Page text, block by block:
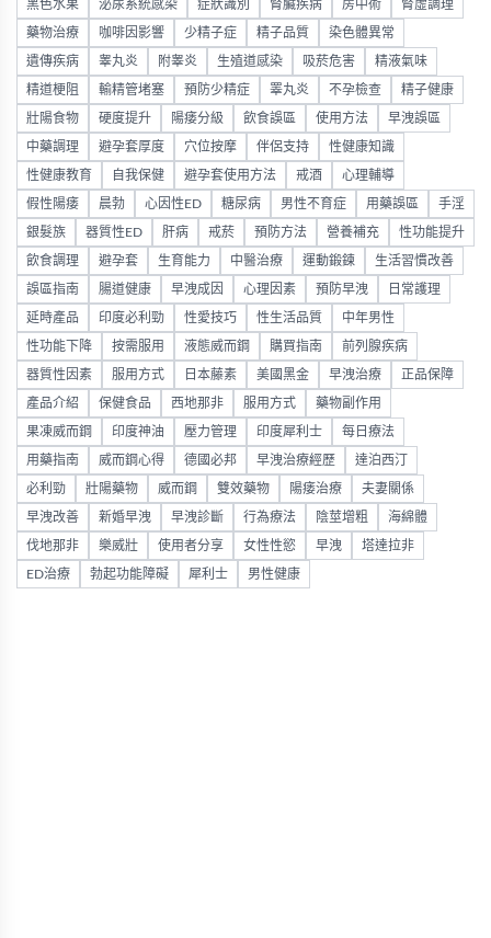
黑色水果 泌尿系統感染 症狀識別 腎臟疾病 房中術 腎虛調理
藥物治療 咖啡因影響 少精子症 精子品質 染色體異常
遺傳疾病 睾丸炎 附睾炎 生殖道感染 吸菸危害 精液氣味
精道梗阻 輸精管堵塞 預防少精症 睪丸炎 不孕檢查 精子健康
壯陽食物 硬度提升 陽痿分級 飲食誤區 使用方法 早洩誤區
中藥調理 避孕套厚度 穴位按摩 伴侶支持 性健康知識
性健康教育 自我保健 避孕套使用方法 戒酒 心理輔導
假性陽痿 晨勃 心因性ED 糖尿病 男性不育症 用藥誤區 手淫
銀髮族 器質性ED 肝病 戒菸 預防方法 營養補充 性功能提升
飲食調理 避孕套 生育能力 中醫治療 運動鍛鍊 生活習慣改善
誤區指南 腸道健康 早洩成因 心理因素 預防早洩 日常護理
延時產品 印度必利勁 性愛技巧 性生活品質 中年男性
性功能下降 按需服用 液態威而鋼 購買指南 前列腺疾病
器質性因素 服用方式 日本藤素 美國黑金 早洩治療 正品保障
產品介紹 保健食品 西地那非 服用方式 藥物副作用
果凍威而鋼 印度神油 壓力管理 印度犀利士 每日療法
用藥指南 威而鋼心得 德國必邦 早洩治療經歷 達泊西汀
必利勁 壯陽藥物 威而鋼 雙效藥物 陽痿治療 夫妻關係
早洩改善 新婚早洩 早洩診斷 行為療法 陰莖增粗 海綿體
伐地那非 樂威壯 使用者分享 女性性慾 早洩 塔達拉非
ED治療 勃起功能障礙 犀利士 男性健康